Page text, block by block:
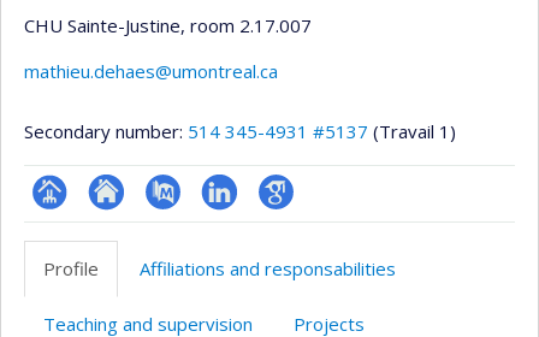
CHU Sainte-Justine, room 2.17.007
mathieu.dehaes@umontreal.ca
Secondary number: 514 345-4931 #5137 (Travail 1)
Page Site
l’unité
PubMedLinkedInGoogle
Profile Affiliations and responsabilities
Teaching and supervision Projects